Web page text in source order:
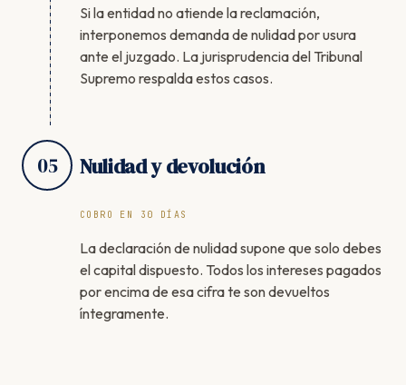
Si la entidad no atiende la reclamación,
interponemos demanda de nulidad por usura
ante el juzgado. La jurisprudencia del Tribunal
Supremo respalda estos casos.
05 Nulidad y devolución
COBRO EN 30 DÍAS
La declaración de nulidad supone que solo debes
el capital dispuesto. Todos los intereses pagados
por encima de esa cifra te son devueltos
íntegramente.